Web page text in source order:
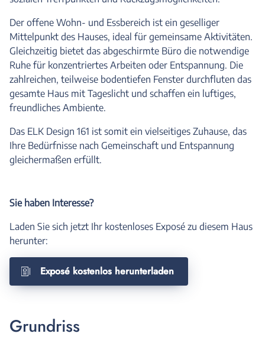
Der offene Wohn- und Essbereich ist ein geselliger
Mittelpunkt des Hauses, ideal für gemeinsame Aktivitäten.
Gleichzeitig bietet das abgeschirmte Büro die notwendige
Ruhe für konzentriertes Arbeiten oder Entspannung. Die
zahlreichen, teilweise bodentiefen Fenster durchfluten das
gesamte Haus mit Tageslicht und schaffen ein luftiges,
freundliches Ambiente.
Das ELK Design 161 ist somit ein vielseitiges Zuhause, das
Ihre Bedürfnisse nach Gemeinschaft und Entspannung
gleichermaßen erfüllt.
Sie haben Interesse?
Laden Sie sich jetzt Ihr kostenloses Exposé zu diesem Haus
herunter:
Exposé kostenlos herunterladen
Grundriss